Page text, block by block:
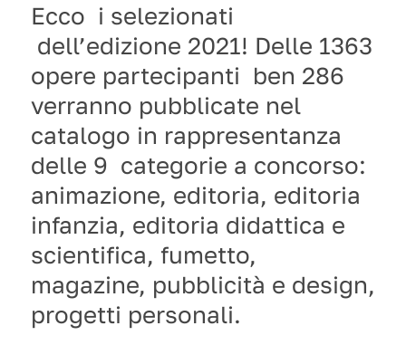
Ecco i selezionati
dell’edizione 2021! Delle 1363
opere partecipanti ben 286
verranno pubblicate nel
catalogo in rappresentanza
delle 9 categorie a concorso:
animazione, editoria, editoria
infanzia, editoria didattica e
scientifica, fumetto,
magazine, pubblicità e design,
progetti personali.